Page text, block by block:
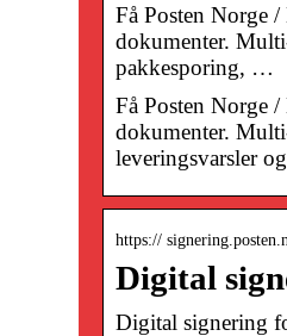
Få Posten Norge
dokumenter.
pakkesporing, …
Få Posten Norge
dokumenter.
leveringsvarsler
https://
Digital
Digital signering